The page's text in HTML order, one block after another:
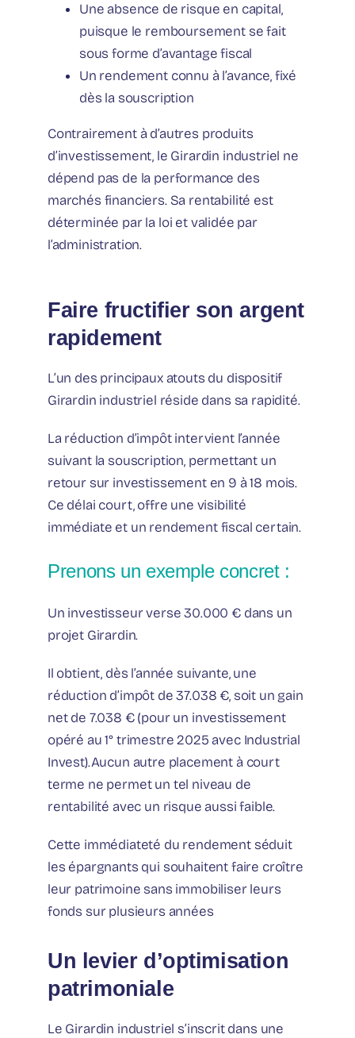
Une absence de risque en capital,
puisque le remboursement se fait
sous forme d’avantage fiscal
Un rendement connu à l’avance, fixé
dès la souscription
Contrairement à d’autres produits
d’investissement, le Girardin industriel ne
dépend pas de la performance des
marchés financiers. Sa rentabilité est
déterminée par la loi et validée par
l’administration.
Faire fructifier son argent
rapidement
L’un des principaux atouts du dispositif
Girardin industriel réside dans sa rapidité.
La réduction d’impôt intervient l’année
suivant la souscription, permettant un
retour sur investissement en 9 à 18 mois.
Ce délai court, offre une visibilité
immédiate et un rendement fiscal certain.
Prenons un exemple concret :
Un investisseur verse 30.000 € dans un
projet Girardin.
Il obtient, dès l’année suivante, une
réduction d’impôt de 37.038 €, soit un gain
net de 7.038 € (pour un investissement
opéré au 1° trimestre 2025 avec Industrial
Invest).Aucun autre placement à court
terme ne permet un tel niveau de
rentabilité avec un risque aussi faible.
Cette immédiateté du rendement séduit
les épargnants qui souhaitent faire croître
leur patrimoine sans immobiliser leurs
fonds sur plusieurs années
Un levier d’optimisation
patrimoniale
Le Girardin industriel s’inscrit dans une